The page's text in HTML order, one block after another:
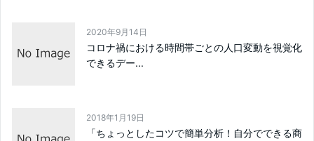
2020年9月14日
コロナ禍における時間帯ごとの人口変動を視覚化
できるデー...
2018年1月19日
「ちょっとしたコツで簡単分析！自分でできる商